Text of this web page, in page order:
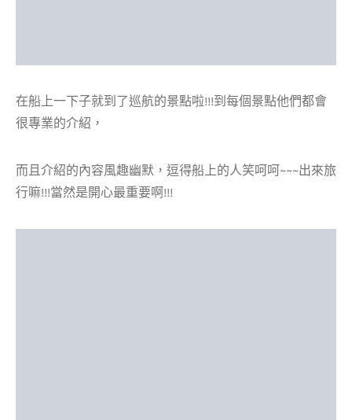
在船上一下子就到了巡航的景點啦!!!到每個景點他們都會
很專業的介紹，
而且介紹的內容風趣幽默，逗得船上的人笑呵呵~~~出來旅
行嘛!!!當然是開心最重要啊!!!